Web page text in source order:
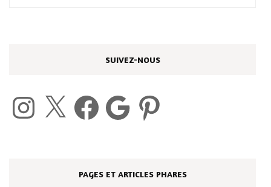
SUIVEZ-NOUS
Instagram Facebook Google Pinterest
PAGES ET ARTICLES PHARES